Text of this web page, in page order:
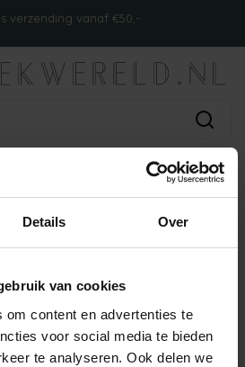
Details Over
van cookies
om content en advertenties te
voor social media te bieden
te analyseren. Ook delen we
verzending vanaf €50,-
MET